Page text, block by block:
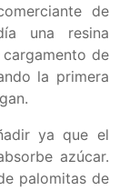
de
una resina
de
la primera
ya que el
azúcar.
palomitas de